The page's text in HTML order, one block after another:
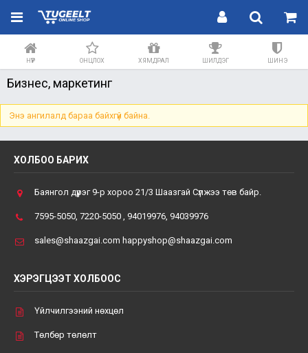
НҮҮР ОНЦЛОХ ХЯМДРАЛ ШИЛДЭГ ШИНЭ
Бизнес, маркетинг
Энэ ангилалд бараа байхгүй байна.
ХОЛБОО БАРИХ
Баянгол дүүрэг 9-р хороо 21/3 Шаазгай Сүлжээ төв байр.
7595-5050, 7220-5050 , 94019976, 94039976
sales@shaazgai.com happyshop@shaazgai.com
ХЭРЭГЦЭЭТ ХОЛБООС
Үйлчилгээний нөхцөл
Төлбөр төлөлт